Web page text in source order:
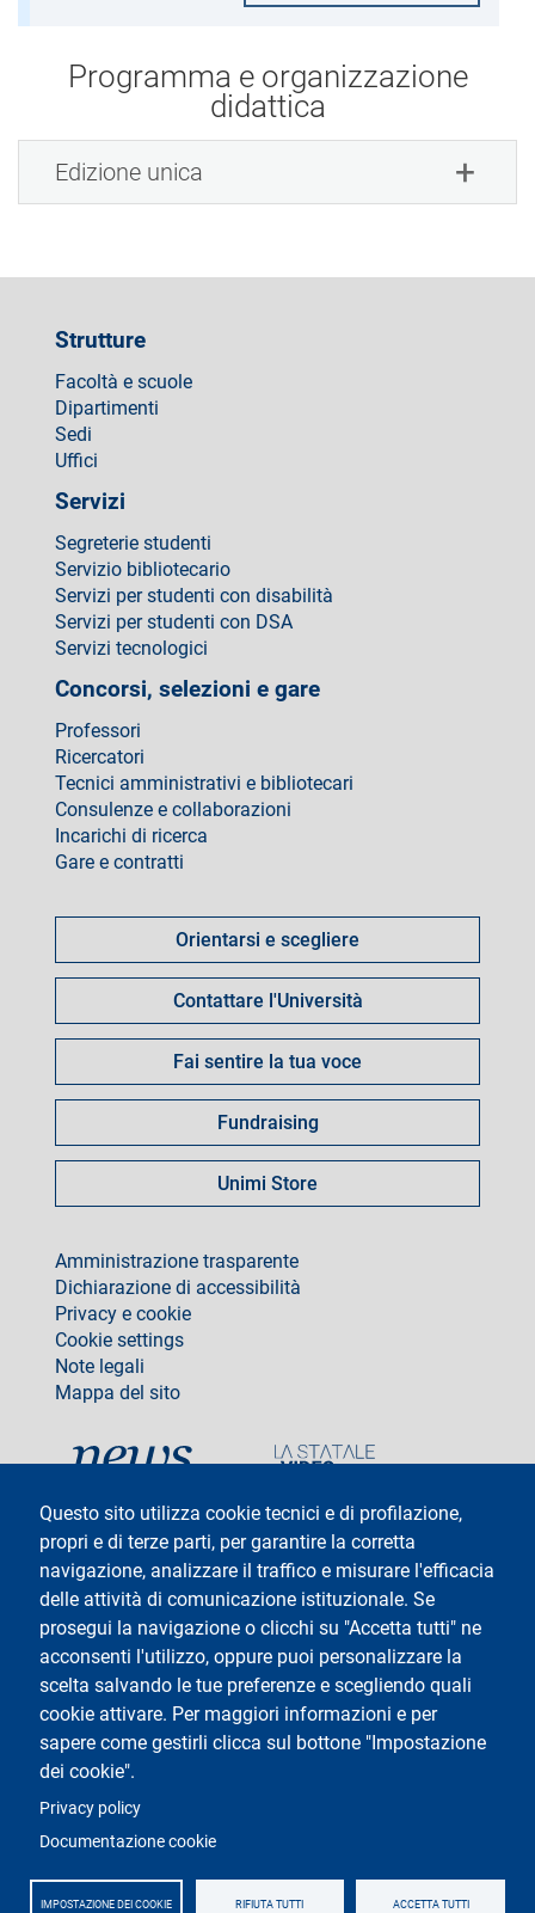
Programma e organizzazione
didattica
Edizione unica
Questo sito utilizza cookie tecnici e di profilazione,
propri e di terze parti, per garantire la corretta
navigazione, analizzare il traffico e misurare l'efficacia
delle attività di comunicazione istituzionale. Se
prosegui la navigazione o clicchi su "Accetta tutti" ne
acconsenti l'utilizzo, oppure puoi personalizzare la
scelta salvando le tue preferenze e scegliendo quali
cookie attivare. Per maggiori informazioni e per
sapere come gestirli clicca sul bottone "Impostazione
dei cookie".
Privacy policy
Documentazione cookie
IMPOSTAZIONE DEI COOKIE RIFIUTA TUTTI ACCETTA TUTTI
Strutture
Facoltà e scuole
Dipartimenti
Sedi
Uffici
Servizi
Segreterie studenti
Servizio bibliotecario
Servizi per studenti con disabilità
Servizi per studenti con DSA
Servizi tecnologici
Concorsi, selezioni e gare
Professori
Ricercatori
Tecnici amministrativi e bibliotecari
Consulenze e collaborazioni
Incarichi di ricerca
Gare e contratti
fare
Orientarsi e scegliere
Contattare l'Università
Fai sentire la tua voce
Fundraising
Unimi Store
footer
Amministrazione trasparente
Dichiarazione di accessibilità
Privacy e cookie
Cookie settings
Note legali
Mappa del sito
Testo
Università degli Studi di Milano
Via Festa del Perdono 7 - 20122 Milano
Tel: +39 02 5032 5032
InformaStudenti
Posta Elettronica Certificata
C.F. 80012650158 - P.I. 03064870151
Codice LEI
social
Logo